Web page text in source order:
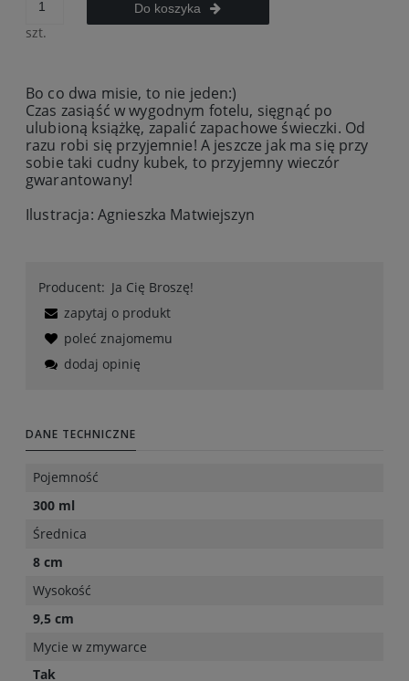
szt.
Do koszyka
Bo co dwa misie, to nie jeden:)
Czas zasiąść w wygodnym fotelu, sięgnąć po
ulubioną książkę, zapalić zapachowe świeczki. Od
razu robi się przyjemnie! A jeszcze jak ma się przy
sobie taki cudny kubek, to przyjemny wieczór
gwarantowany!
Ilustracja: Agnieszka Matwiejszyn
Producent: Ja Cię Broszę!
zapytaj o produkt
poleć znajomemu
dodaj opinię
DANE TECHNICZNE
Pojemność
300 ml
Średnica
8 cm
Wysokość
9,5 cm
Mycie w zmywarce
Tak